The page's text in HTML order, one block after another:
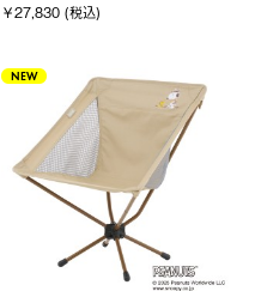
￥27,830 (税込)
NEW